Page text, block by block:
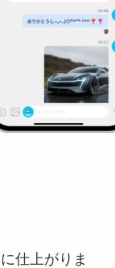
仕上がりま